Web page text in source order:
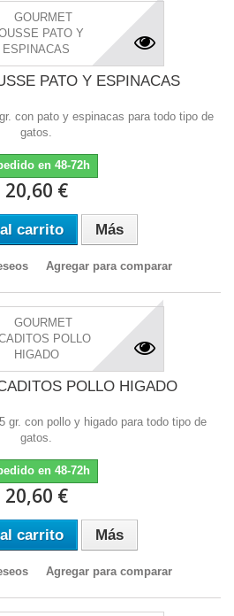
PATO Y ESPINACAS
con pato y espinacas para todo tipo de
gatos.
en 48-72h
20,60 €
carrito Más
Agregar para comparar
POLLO HIGADO
gr. con pollo y higado para todo tipo de
gatos.
en 48-72h
20,60 €
carrito Más
Agregar para comparar